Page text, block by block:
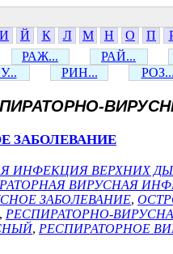
И Й К Л М Н О П
РАЖ...
РАЙ...
РИН...
ЗАБОЛЕВАНИЕ
ИНФЕКЦИЯ ВЕРХНИХ
ВИРУСНАЯ
ЗАБОЛЕВАНИЕ,
, РЕСПИРАТОРНО-
, РЕСПИРАТОРНОЕ